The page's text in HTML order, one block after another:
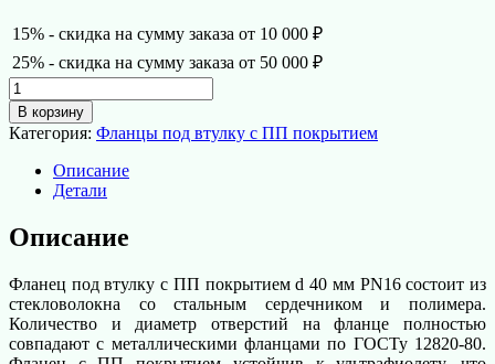
15% - скидка на сумму заказа от 10 000 ₽
25% - скидка на сумму заказа от 50 000 ₽
Количество
товара
Фланец
под
втулку
покрытием
d
мм
PN16
В корзину
Категория: Фланцы под втулку с ПП покрытием
Описание
Детали
Описание
Фланец под втулку с ПП покрытием d 40 мм PN16 состоит из
стекловолокна со стальным сердечником и полимера.
Количество и диаметр отверстий на фланце полностью
совпадают с металлическими фланцами по ГОСТу 12820-80.